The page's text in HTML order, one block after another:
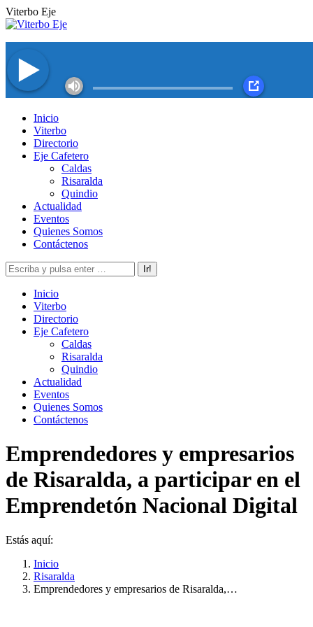
Saltar
al
Viterbo Eje
Facebook
page
opens
Twitter
page
opens
Instagram
page
opens
YouTube
page
opens
Inicio
Viterbo
Directorio
Eje Cafetero
Caldas
Risaralda
Quindio
Actualidad
Eventos
Quienes Somos
Contáctenos
Buscar:
Inicio
Viterbo
Directorio
Eje Cafetero
Caldas
Risaralda
Quindio
Actualidad
Eventos
Quienes Somos
Contáctenos
Emprendedores y empresarios
de Risaralda, a participar en el
Emprendetón Nacional Digital
Estás aquí:
Inicio
Risaralda
Emprendedores y empresarios de Risaralda,…